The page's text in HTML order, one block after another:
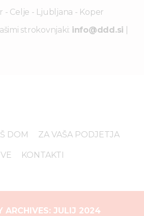
- Celje - Ljubljana - Koper
strokovnjaki: info@ddd.si
DOM ZA VAŠA PODJETJA
KONTAKTI
ARCHIVES: JULIJ 2024